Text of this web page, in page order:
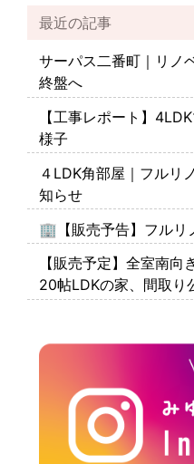
最近の記事
サーパス二番町｜リノ
終盤へ
【工事レポート】
様子
４LDK角部屋｜フルリ
知らせ
🏢【販売予告】フルリ
【販売予定】全室南向
20帖LDKの家、間取り